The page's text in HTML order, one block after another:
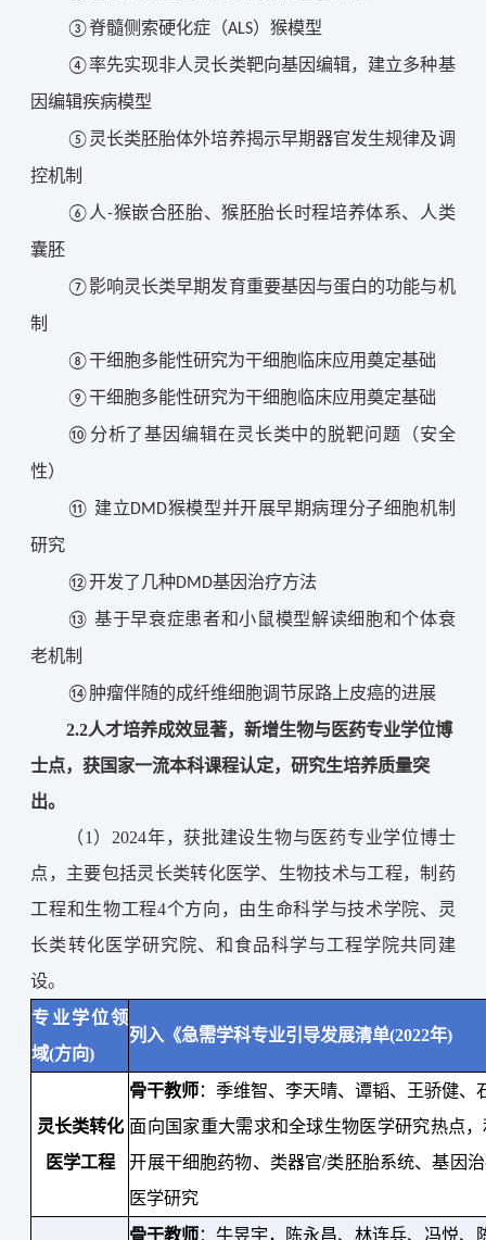
③脊髓侧索硬化症（ALS）猴模型
④率先实现非人灵长类靶向基因编辑，建立多种基
因编辑疾病模型
⑤灵长类胚胎体外培养揭示早期器官发生规律及调
控机制
⑥人-猴嵌合胚胎、猴胚胎长时程培养体系、人类
囊胚
⑦影响灵长类早期发育重要基因与蛋白的功能与机
制
⑧干细胞多能性研究为干细胞临床应用奠定基础
⑨干细胞多能性研究为干细胞临床应用奠定基础
⑩ 分析了基因编辑在灵长类中的脱靶问题（安全
性）
⑪ 建立DMD猴模型并开展早期病理分子细胞机制
研究
⑫开发了几种DMD基因治疗方法
⑬ 基于早衰症患者和小鼠模型解读细胞和个体衰
老机制
⑭肿瘤伴随的成纤维细胞调节尿路上皮癌的进展
2.2人才培养成效显著，新增生物与医药专业学位博
士点，获国家一流本科课程认定，研究生培养质量突
出。
（1）2024年，获批建设生物与医药专业学位博士
点， 主要包括灵长类转化医学、生物技术与工程，制药
工程和生物工程4个方向，由生命科学与技术学院、灵
长类转化医学研究院、和食品科学与工程学院共同建
设。
专业学位领
域(方向)
列入《急需学科专业引导发展清单(2022年)
灵长类转化
医学工程
骨干教师：季维智、李天晴、谭韬、王骄健、
面向国家重大需求和全球生物医学研究热点
开展干细胞药物、类器官/类胚胎系统、基因
医学研究
骨干教师：牛昱宇，陈永昌、林连兵、冯悦、